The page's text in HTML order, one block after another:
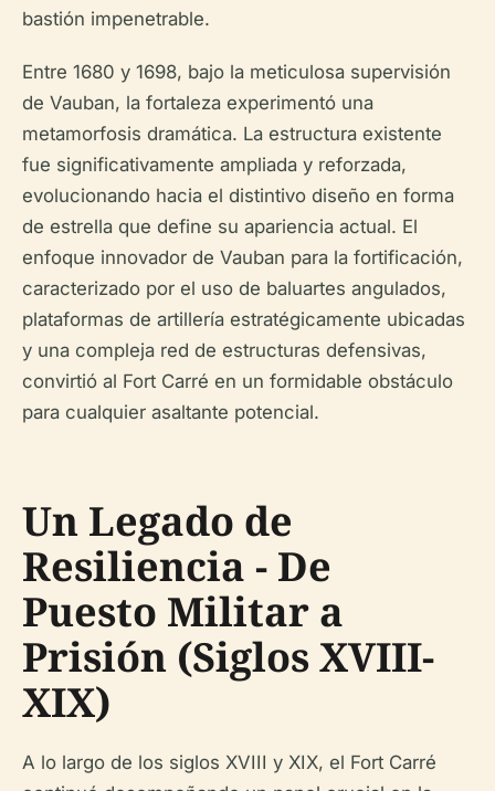
bastión impenetrable.
Entre 1680 y 1698, bajo la meticulosa supervisión
de Vauban, la fortaleza experimentó una
metamorfosis dramática. La estructura existente
fue significativamente ampliada y reforzada,
evolucionando hacia el distintivo diseño en forma
de estrella que define su apariencia actual. El
enfoque innovador de Vauban para la fortificación,
caracterizado por el uso de baluartes angulados,
plataformas de artillería estratégicamente ubicadas
y una compleja red de estructuras defensivas,
convirtió al Fort Carré en un formidable obstáculo
para cualquier asaltante potencial.
Un Legado de
Resiliencia - De
Puesto Militar a
Prisión (Siglos XVIII-
XIX)
A lo largo de los siglos XVIII y XIX, el Fort Carré